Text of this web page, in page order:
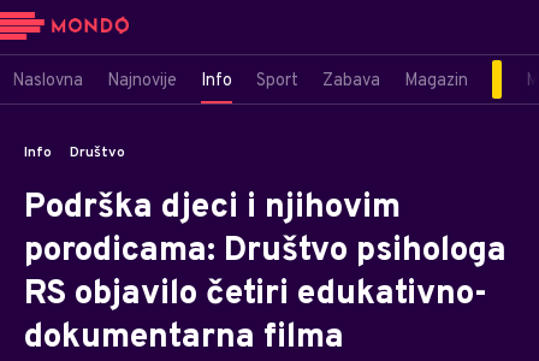
Naslovna Najnovije Info Sport Zabava Magazin
Info Društvo
Podrška djeci i njihovim
porodicama: Društvo psihologa
RS objavilo četiri edukativno-
dokumentarna filma